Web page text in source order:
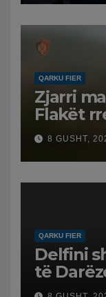
QARKU FIER
Zjarri
Flakët
Policia
në Koilac
8 GUSHT,
QARKU FIER
Delfini
të